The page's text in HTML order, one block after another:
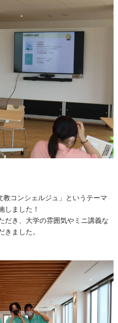
コンシェルジュ」というテーマ
しました！
だき、大学の雰囲気やミニ講義な
きました。